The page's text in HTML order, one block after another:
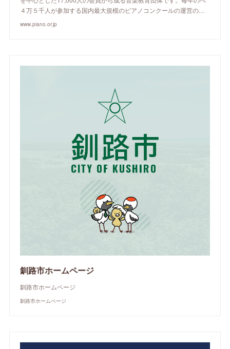
４万５千人が参加する国内最大規模のピアノコンクールの運営の…
www.piano.or.jp
釧路市ホームページ
釧路市ホームページ
釧路市ホームページ